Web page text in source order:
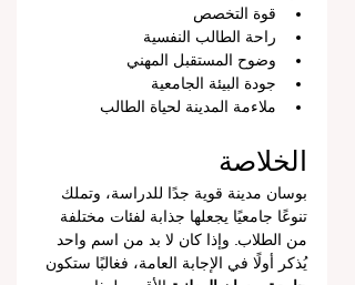
قوة التخصص
راحة الطالب النفسية
وضوح المستقبل المهني
جودة البيئة الجامعية
ملاءمة المدينة لحياة الطالب
الخلاصة
بوسان مدينة قوية جدًا للدراسة، وتملك
تنوعًا جامعيًا يجعلها جذابة لفئات مختلفة
من الطلاب. وإذا كان لا بد من اسم واحد
يُذكر أولًا في الإجابة العامة، فغالبًا ستكون